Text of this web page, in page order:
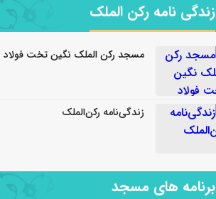
زندگی نامه رکن الملک
مسجد رکن الملک نگین تخت فولاد
زندگی‌نامه رکن‌الملک
برنامه های مسجد